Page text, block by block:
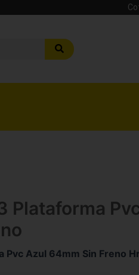
Plataforma
Pvc Azul 64mm Sin Freno